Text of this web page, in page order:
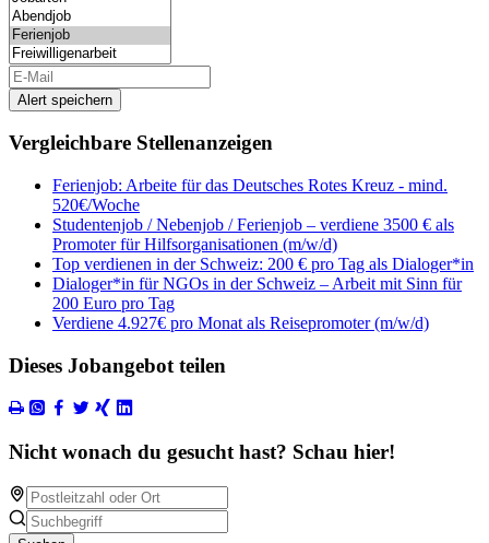
Alert speichern
Vergleichbare Stellenanzeigen
Ferienjob: Arbeite für das Deutsches Rotes Kreuz - mind.
520€/Woche
Studentenjob / Nebenjob / Ferienjob – verdiene 3500 € als
Promoter für Hilfsorganisationen (m/w/d)
Top verdienen in der Schweiz: 200 € pro Tag als Dialoger*in
Dialoger*in für NGOs in der Schweiz – Arbeit mit Sinn für
200 Euro pro Tag
Verdiene 4.927€ pro Monat als Reisepromoter (m/w/d)
Dieses Jobangebot teilen
Nicht wonach du gesucht hast? Schau hier!